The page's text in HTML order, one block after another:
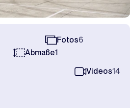
Fotos6
Abmaße1
Videos14